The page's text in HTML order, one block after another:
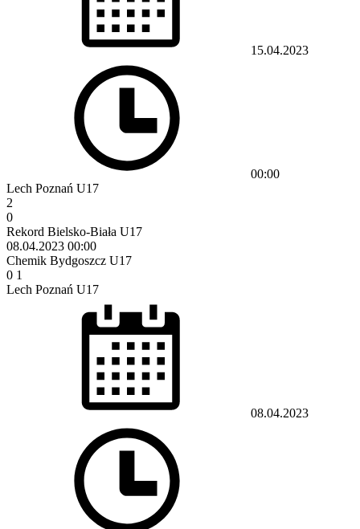
15.04.2023
00:00
Lech Poznań U17
2
0
Rekord Bielsko-Biała U17
08.04.2023 00:00
Chemik Bydgoszcz U17
0 1
Lech Poznań U17
08.04.2023